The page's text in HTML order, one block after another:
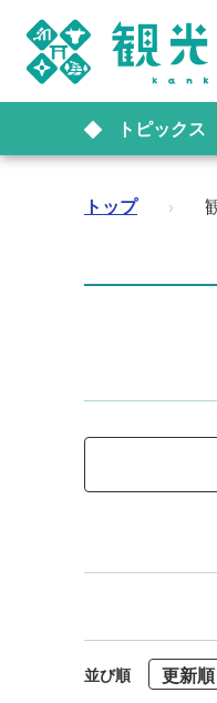
トピックス
トップ ›
並び順 更新順